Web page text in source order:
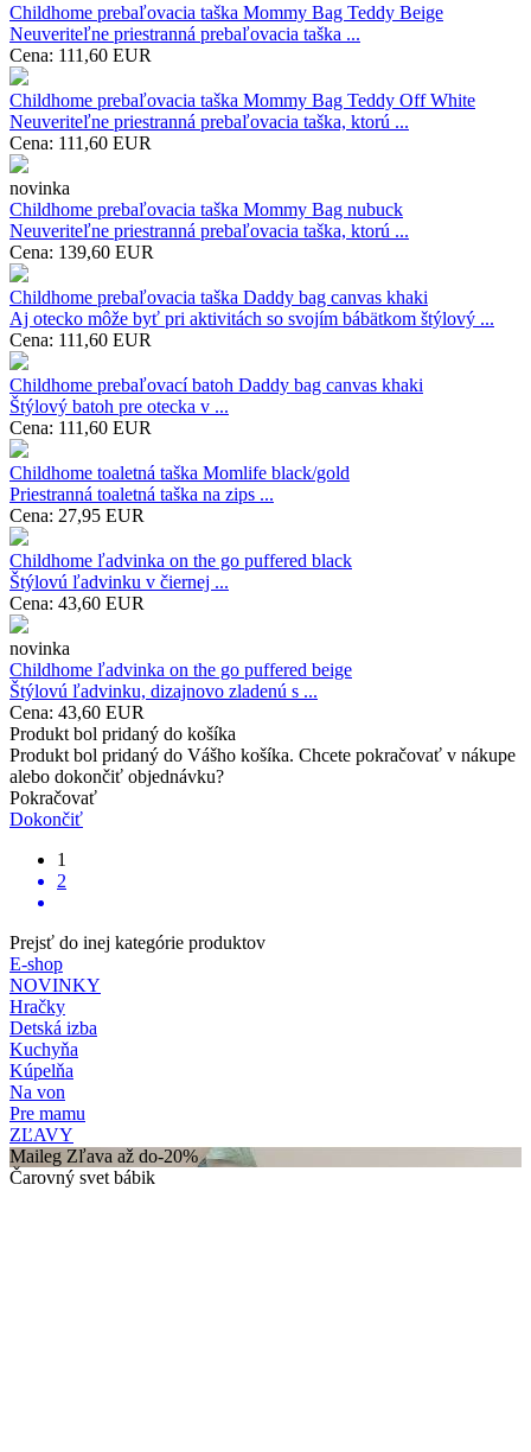
Childhome prebaľovacia taška Mommy Bag Teddy Beige
Neuveriteľne priestranná prebaľovacia taška ...
Cena: 111,60 EUR
Childhome prebaľovacia taška Mommy Bag Teddy Off White
Neuveriteľne priestranná prebaľovacia taška, ktorú ...
Cena: 111,60 EUR
novinka
Childhome prebaľovacia taška Mommy Bag nubuck
Neuveriteľne priestranná prebaľovacia taška, ktorú ...
Cena: 139,60 EUR
Childhome prebaľovacia taška Daddy bag canvas khaki
Aj otecko môže byť pri aktivitách so svojím bábätkom štýlový ...
Cena: 111,60 EUR
Childhome prebaľovací batoh Daddy bag canvas khaki
Štýlový batoh pre otecka v ...
Cena: 111,60 EUR
Childhome toaletná taška Momlife black/gold
Priestranná toaletná taška na zips ...
Cena: 27,95 EUR
Childhome ľadvinka on the go puffered black
Štýlovú ľadvinku v čiernej ...
Cena: 43,60 EUR
novinka
Childhome ľadvinka on the go puffered beige
Štýlovú ľadvinku, dizajnovo zladenú s ...
Cena: 43,60 EUR
Produkt bol pridaný do košíka
Produkt bol pridaný do Vášho košíka. Chcete pokračovať v nákupe
alebo dokončiť objednávku?
Pokračovať
Dokončiť
1
2
Prejsť do inej kategórie produktov
E-shop
NOVINKY
Hračky
Detská izba
Kuchyňa
Kúpelňa
Na von
Pre mamu
ZĽAVY
Maileg Zľava až do-20%
Čarovný svet bábik